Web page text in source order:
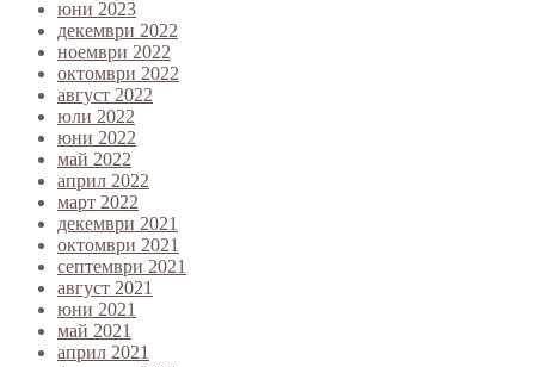
юни 2023
декември 2022
ноември 2022
октомври 2022
август 2022
юли 2022
юни 2022
май 2022
април 2022
март 2022
декември 2021
октомври 2021
септември 2021
август 2021
юни 2021
май 2021
април 2021